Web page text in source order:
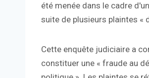
été menée dans le cadre
suite de plusieurs plaintes «
Cette enquête judiciaire a
constituer une « fraude au